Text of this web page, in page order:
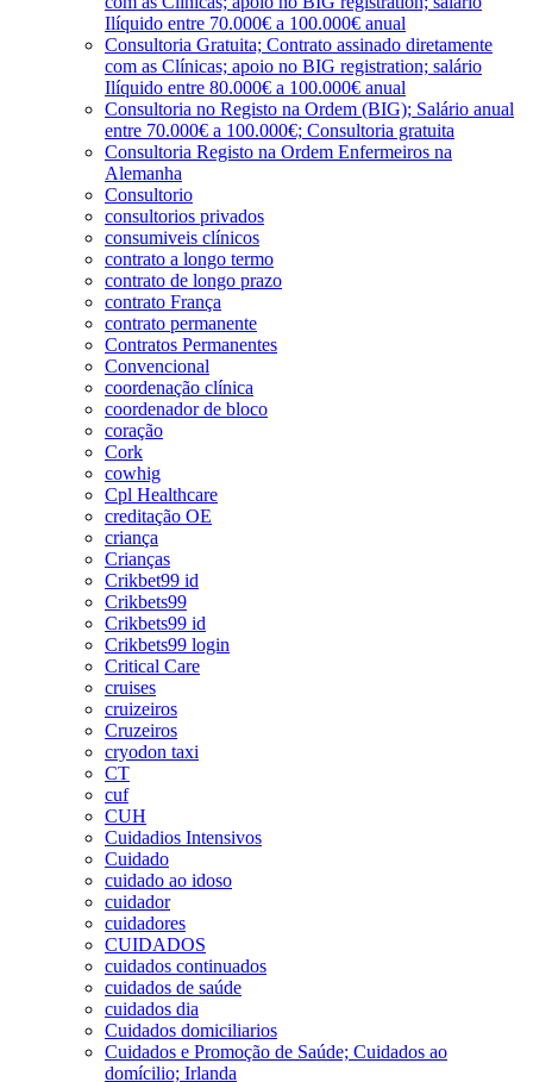
Ilíquido entre 70.000€ a 100.000€ anual
Consultoria Gratuita; Contrato assinado diretamente
com as Clínicas; apoio no BIG registration; salário
Ilíquido entre 80.000€ a 100.000€ anual
Consultoria no Registo na Ordem (BIG); Salário anual
entre 70.000€ a 100.000€; Consultoria gratuita
Consultoria Registo na Ordem Enfermeiros na
Alemanha
Consultorio
consultorios privados
consumiveis clínicos
contrato a longo termo
contrato de longo prazo
contrato França
contrato permanente
Contratos Permanentes
Convencional
coordenação clínica
coordenador de bloco
coração
Cork
cowhig
Cpl Healthcare
creditação OE
criança
Crianças
Crikbet99 id
Crikbets99
Crikbets99 id
Crikbets99 login
Critical Care
cruises
cruizeiros
Cruzeiros
cryodon taxi
CT
cuf
CUH
Cuidadios Intensivos
Cuidado
cuidado ao idoso
cuidador
cuidadores
CUIDADOS
cuidados continuados
cuidados de saúde
cuidados dia
Cuidados domiciliarios
Cuidados e Promoção de Saúde; Cuidados ao
domícilio; Irlanda